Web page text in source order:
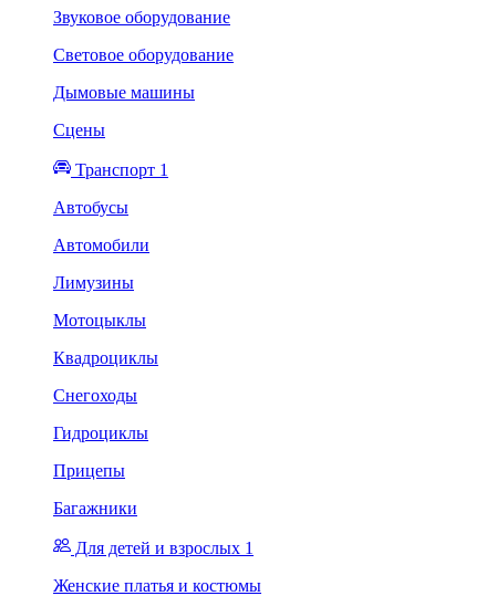
Звуковое оборудование
Световое оборудование
Дымовые машины
Сцены
Транспорт 1
Автобусы
Автомобили
Лимузины
Мотоцыклы
Квадроциклы
Снегоходы
Гидроциклы
Прицепы
Багажники
Для детей и взрослых 1
Женские платья и костюмы